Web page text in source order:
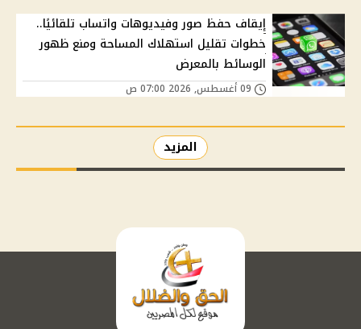
إيقاف حفظ صور وفيديوهات واتساب تلقائيًا..
خطوات تقليل استهلاك المساحة ومنع ظهور
الوسائط بالمعرض
المزيد